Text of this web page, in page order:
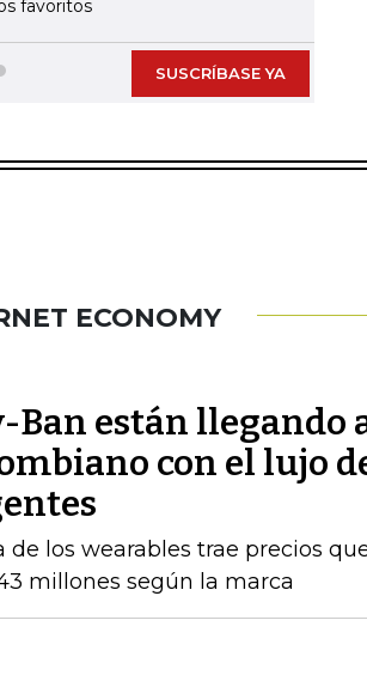
favoritos
SUSCRÍBASE YA
ECONOMY
Ban están llegando
con el lujo
los wearables trae precios
millones según la marca